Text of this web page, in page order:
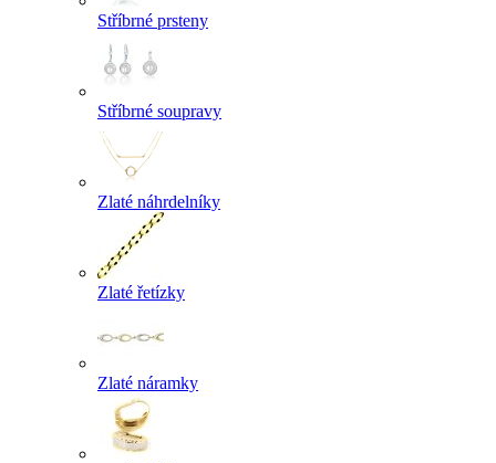
Stříbrné prsteny
Stříbrné soupravy
Zlaté náhrdelníky
Zlaté řetízky
Zlaté náramky